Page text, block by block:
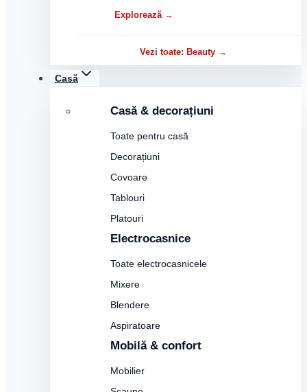
Explorează →
Vezi toate: Beauty →
Casă
Casă & decorațiuni
Toate pentru casă
Decorațiuni
Covoare
Tablouri
Platouri
Electrocasnice
Toate electrocasnicele
Mixere
Blendere
Aspiratoare
Mobilă & confort
Mobilier